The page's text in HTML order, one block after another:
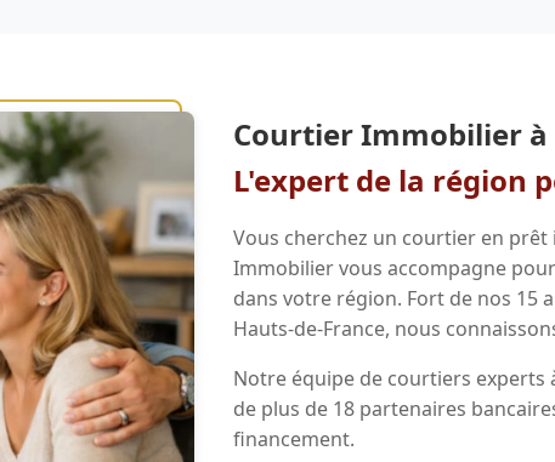
Courtier Immobilier
L'expert de la région
Vous cherchez un courtier en prêt
Immobilier vous accompagne
dans votre région. Fort de nos 15
Hauts-de-France, nous
Notre équipe de courtiers experts
de plus de 18 partenaires
financement.